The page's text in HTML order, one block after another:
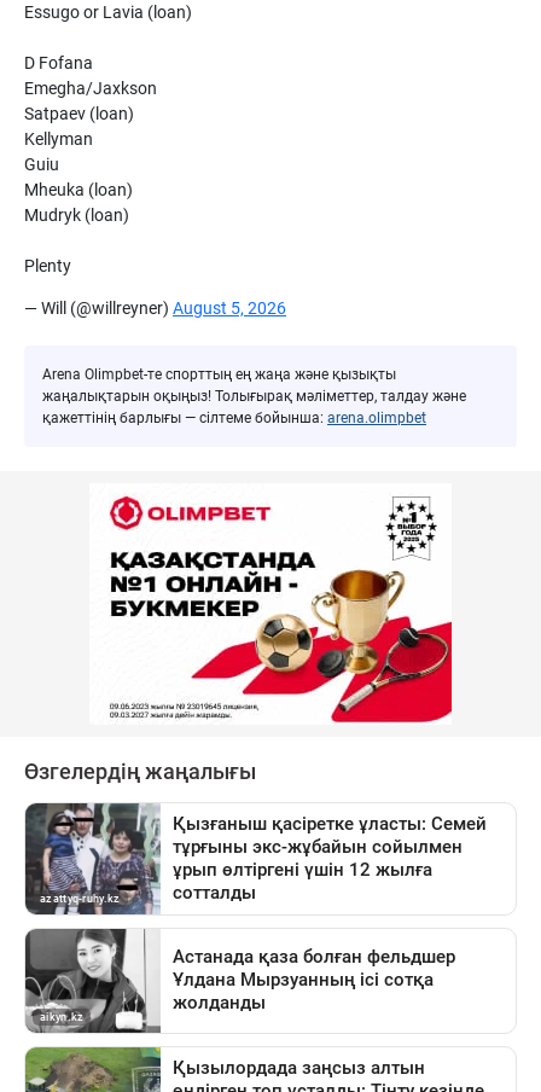
Essugo or Lavia (loan)
D Fofana
Emegha/Jaxkson
Satpaev (loan)
Kellyman
Guiu
Mheuka (loan)
Mudryk (loan)
Plenty
— Will (@willreyner) August 5, 2026
Arena Olimpbet-те спорттың ең жаңа және қызықты
жаңалықтарын оқыңыз! Толығырақ мәліметтер, талдау және
қажеттінің барлығы — сілтеме бойынша: arena.olimpbet